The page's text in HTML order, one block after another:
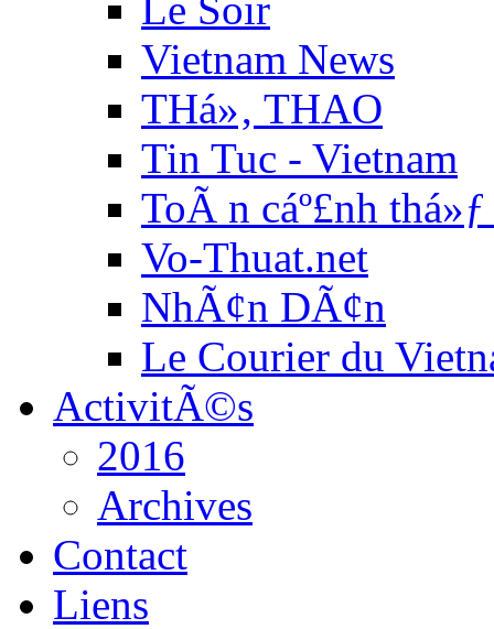
Vietnam News
THá»‚ THAO
Tin Tuc - Vietnam
ToÃ n cáº£nh
Vo-Thuat.net
NhÃ¢n DÃ¢n
Le Courier du
ActivitÃ©s
2016
Archives
Contact
Liens